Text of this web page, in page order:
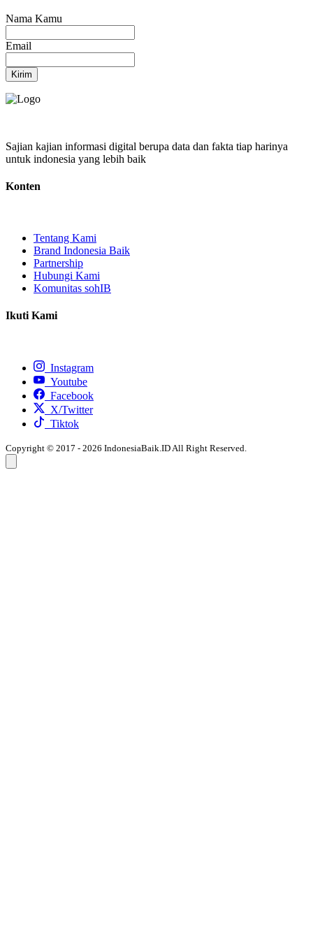
Nama Kamu
Email
Kirim
Sajian kajian informasi digital berupa data dan fakta tiap harinya
untuk indonesia yang lebih baik
Konten
Tentang Kami
Brand Indonesia Baik
Partnership
Hubungi Kami
Komunitas sohIB
Ikuti Kami
Instagram
Youtube
Facebook
X/Twitter
Tiktok
Copyright © 2017 - 2026 IndonesiaBaik.ID All Right Reserved.